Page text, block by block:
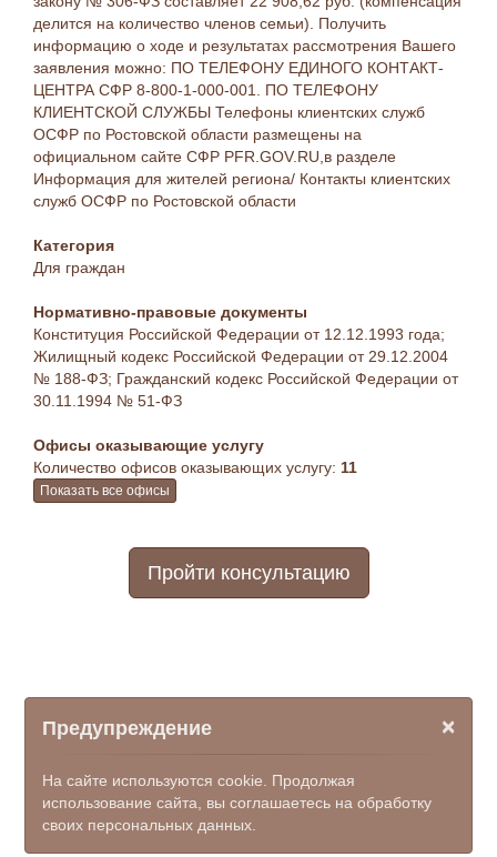
делится на количество членов семьи). Получить
информацию о ходе и результатах рассмотрения Вашего
заявления можно: ПО ТЕЛЕФОНУ ЕДИНОГО КОНТАКТ-
ЦЕНТРА СФР 8-800-1-000-001. ПО ТЕЛЕФОНУ
КЛИЕНТСКОЙ СЛУЖБЫ Телефоны клиентских служб
ОСФР по Ростовской области размещены на
официальном сайте СФР PFR.GOV.RU,в разделе
Информация для жителей региона/ Контакты клиентских
служб ОСФР по Ростовской области
Категория
Для граждан
Нормативно-правовые документы
Конституция Российской Федерации от 12.12.1993 года;
Жилищный кодекс Российской Федерации от 29.12.2004
№ 188-ФЗ; Гражданский кодекс Российской Федерации от
30.11.1994 № 51-ФЗ
Офисы оказывающие услугу
Количество офисов оказывающих услугу: 11
Показать все офисы
Пройти консультацию
×
Предупреждение
На сайте используются cookie. Продолжая
использование сайта, вы соглашаетесь на обработку
своих персональных данных.